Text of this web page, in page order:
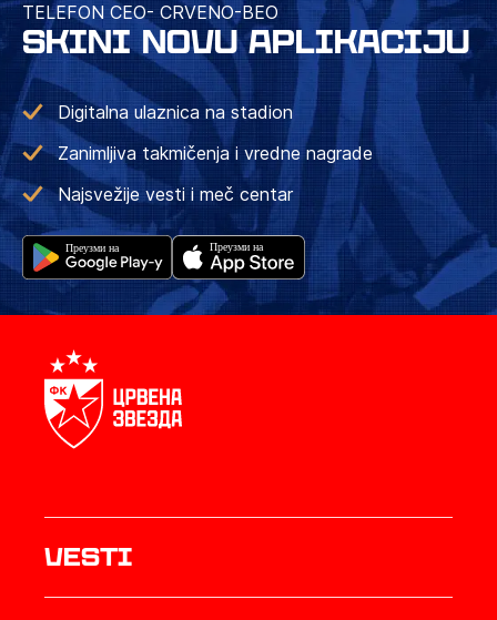
TELEFON CEO- CRVENO-BEO
SKINI NOVU APLIKACIJU
Digitalna ulaznica na stadion
Zanimljiva takmičenja i vredne nagrade
Najsvežije vesti i meč centar
Vesti